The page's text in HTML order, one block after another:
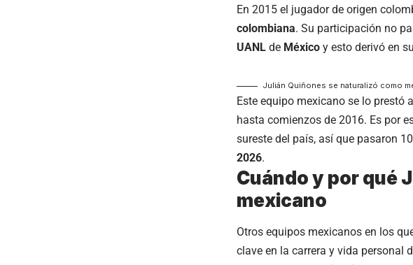
En 2015 el jugador de origen
colombiana. Su participación no
UANL de México y esto derivó en
Julián Quiñones se naturalizó como
Este equipo mexicano se lo prestó
hasta comienzos de 2016. Es por
sureste del país, así que pasaron
2026.
Cuándo y por qué
mexicano
Otros equipos mexicanos en los
clave en la carrera y vida personal